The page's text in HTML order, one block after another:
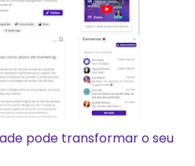
pode transformar o seu